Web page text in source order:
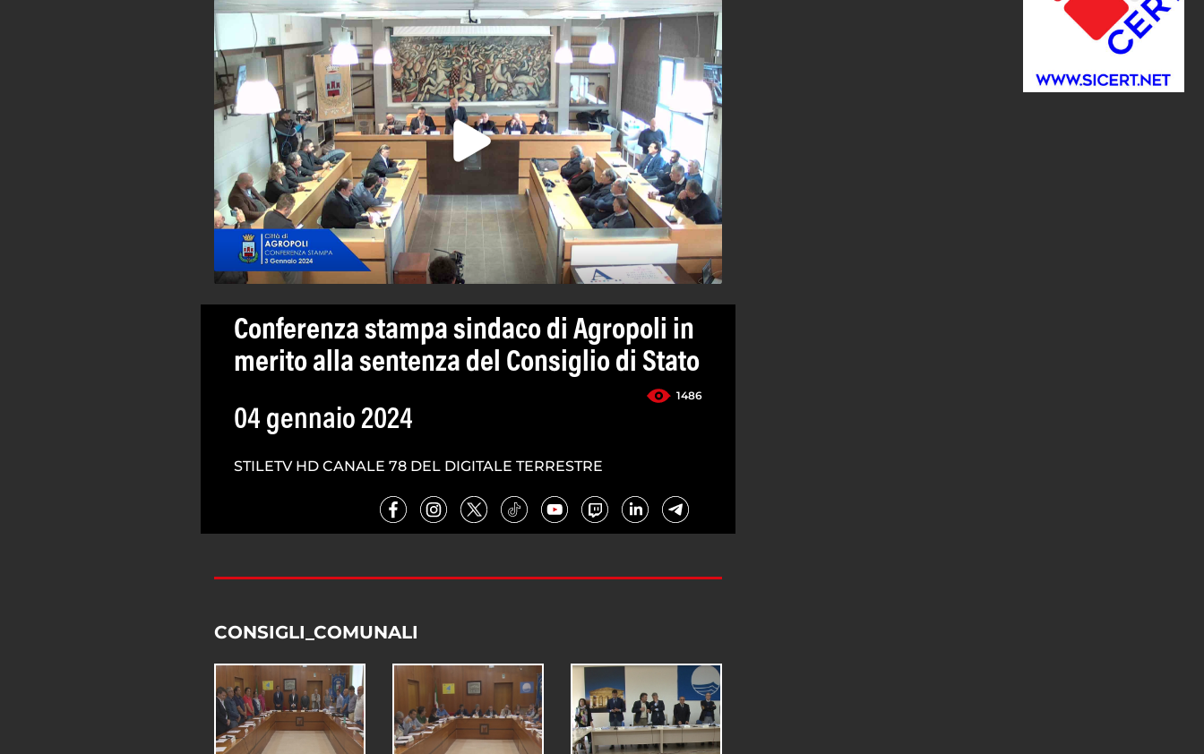
Conferenza stampa sindaco di Agropoli in
merito alla sentenza del Consiglio di Stato
1486
04 gennaio 2024
STILETV HD CANALE 78 DEL DIGITALE TERRESTRE
CONSIGLI_COMUNALI